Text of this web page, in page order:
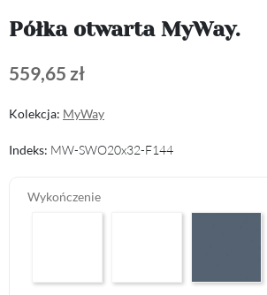
Półka otwarta MyWay.
559,65 zł
Kolekcja: MyWay
Indeks: MW-SWO20x32-F144
Wykończenie